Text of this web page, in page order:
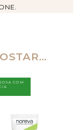
COM